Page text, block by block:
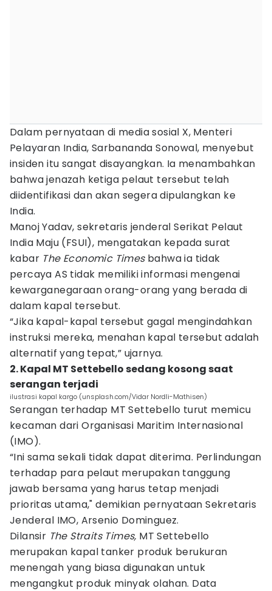
Dalam pernyataan di media sosial X, Menteri
Pelayaran India, Sarbananda Sonowal, menyebut
insiden itu sangat disayangkan. Ia menambahkan
bahwa jenazah ketiga pelaut tersebut telah
diidentifikasi dan akan segera dipulangkan ke
India.
Manoj Yadav, sekretaris jenderal Serikat Pelaut
India Maju (FSUI), mengatakan kepada surat
kabar The Economic Times bahwa ia tidak
percaya AS tidak memiliki informasi mengenai
kewarganegaraan orang-orang yang berada di
dalam kapal tersebut.
“Jika kapal-kapal tersebut gagal mengindahkan
instruksi mereka, menahan kapal tersebut adalah
alternatif yang tepat,” ujarnya.
2. Kapal MT Settebello sedang kosong saat
serangan terjadi
ilustrasi kapal kargo (unsplash.com/Vidar Nordli-Mathisen)
Serangan terhadap MT Settebello turut memicu
kecaman dari Organisasi Maritim Internasional
(IMO).
“Ini sama sekali tidak dapat diterima. Perlindungan
terhadap para pelaut merupakan tanggung
jawab bersama yang harus tetap menjadi
prioritas utama," demikian pernyataan Sekretaris
Jenderal IMO, Arsenio Dominguez.
Dilansir The Straits Times, MT Settebello
merupakan kapal tanker produk berukuran
menengah yang biasa digunakan untuk
mengangkut produk minyak olahan. Data